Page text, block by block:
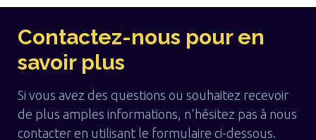
Contactez-nous pour en
savoir plus
Si vous avez des questions ou souhaitez recevoir
de plus amples informations, n'hésitez pas à nous
contacter en utilisant le formulaire ci-dessous.